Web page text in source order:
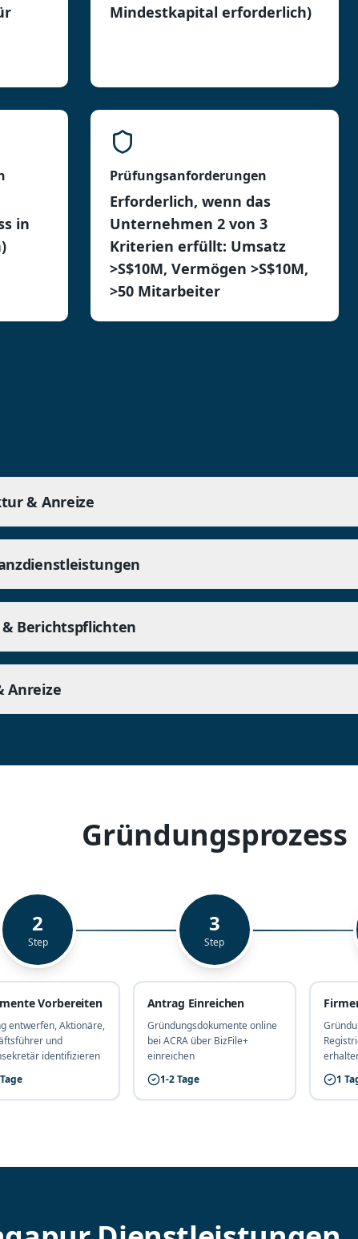
Mindestkapital erforderlich)
in
Prüfungsanforderungen
Erforderlich, wenn das
Unternehmen 2 von 3
Kriterien erfüllt: Umsatz
>S$10M, Vermögen >S$10M,
>50 Mitarbeiter
& Anreize
& Berichtspflichten
Anreize
Gründungsprozess
2
Step
Vorbereiten
entwerfen, Aktionäre,
und
identifizieren
3
Step
Antrag Einreichen
Gründungsdokumente online
bei ACRA über BizFile+
einreichen
1-2 Tage
1